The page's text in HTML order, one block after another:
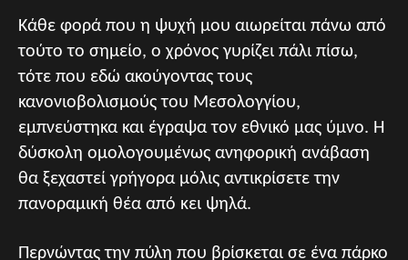
Κάθε φορά που η ψυχή μου αιωρείται πάνω από
τούτο το σημείο, ο χρόνος γυρίζει πάλι πίσω,
τότε που εδώ ακούγοντας τους
κανονιοβολισμούς του Μεσολογγίου,
εμπνεύστηκα και έγραψα τον εθνικό μας ύμνο. Η
δύσκολη ομολογουμένως ανηφορική ανάβαση
θα ξεχαστεί γρήγορα μόλις αντικρίσετε την
πανοραμική θέα από κει ψηλά.
Περνώντας την πύλη που βρίσκεται σε ένα πάρκο